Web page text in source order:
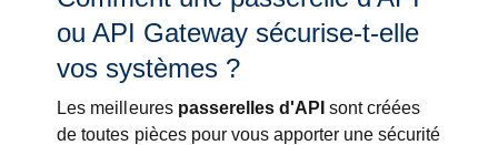
ou API Gateway sécurise-t-elle
vos systèmes ?
Les meilleures passerelles d'API sont créées
de toutes pièces pour vous apporter une sécurité